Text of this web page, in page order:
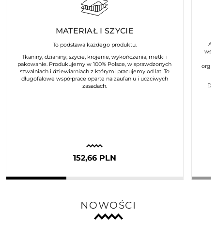
MATERIAŁ I SZYCIE
To podstawa każdego produktu.
Tkaniny, dzianiny, szycie, krojenie, wykończenia, metki i
pakowanie. Produkujemy w 100% Polsce, w sprawdzonych
szwalniach i dziewiarniach z którymi pracujemy od lat. To
długofalowe współprace oparte na zaufaniu i uczciwych
zasadach.
152,66 PLN
NOWOŚCI